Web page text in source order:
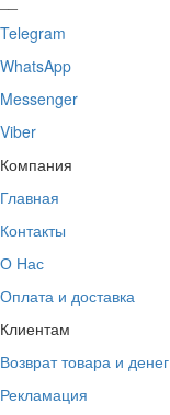
Telegram
WhatsApp
Messenger
Viber
Компания
Главная
Контакты
О Нас
Оплата и доставка
Клиентам
Возврат товара и денег
Рекламация